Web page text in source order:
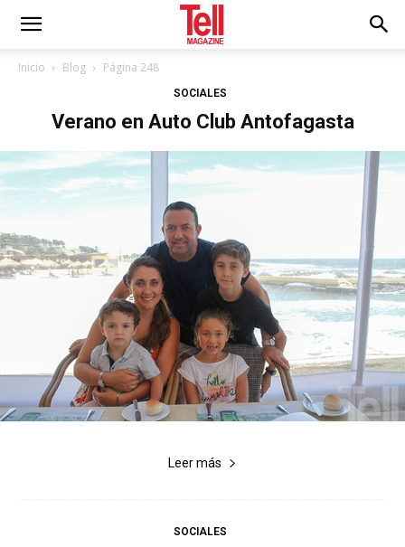
Inicio Blog Página 248
SOCIALES
Verano en Auto Club Antofagasta
Leer más
SOCIALES